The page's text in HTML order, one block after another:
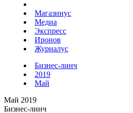
Магазинус
Медиа
Экспресс
Иронов
Журналус
Бизнес-линч
2019
Май
Май 2019
Бизнес-линч